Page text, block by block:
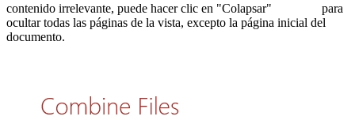
contenido irrelevante, puede hacer clic en "Colapsar"
para
ocultar todas las páginas de la vista, excepto la página inicial del
documento.